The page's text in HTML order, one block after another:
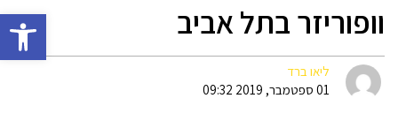
פתח וופוריזר בתל אביב
ליאו ברד
01 ספטמבר, 2019 09:32